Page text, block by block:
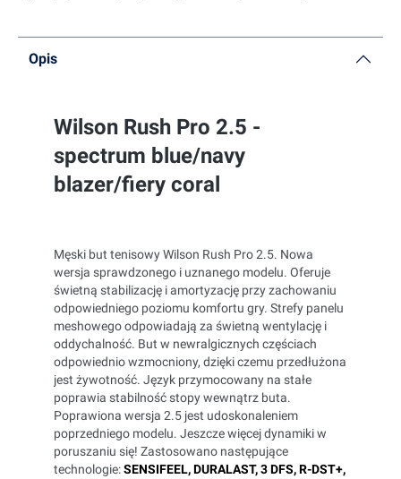
Opis
Wilson Rush Pro 2.5 -
spectrum blue/navy
blazer/fiery coral
Męski but tenisowy Wilson Rush Pro 2.5. Nowa
wersja sprawdzonego i uznanego modelu. Oferuje
świetną stabilizację i amortyzację przy zachowaniu
odpowiedniego poziomu komfortu gry. Strefy panelu
meshowego odpowiadają za świetną wentylację i
oddychalność. But w newralgicznych częściach
odpowiednio wzmocniony, dzięki czemu przedłużona
jest żywotność. Język przymocowany na stałe
poprawia stabilność stopy wewnątrz buta.
Poprawiona wersja 2.5 jest udoskonaleniem
poprzedniego modelu. Jeszcze więcej dynamiki w
poruszaniu się! Zastosowano następujące
technologie:SENSIFEEL, DURALAST, 3 DFS, R-DST+,